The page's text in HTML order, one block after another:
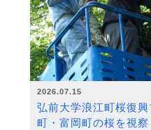
2026.07.15
弘前大学浪江町桜復
町・富岡町の桜を視察